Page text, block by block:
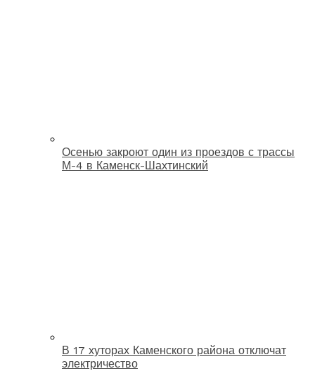
Осенью закроют один из проездов с трассы
М-4 в Каменск-Шахтинский
В 17 хуторах Каменского района отключат
электричество